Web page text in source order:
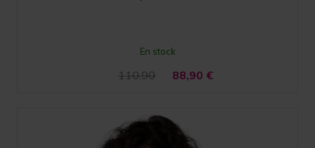
En stock
110.90 88,90 €